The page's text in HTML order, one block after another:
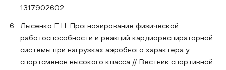
1317902602.
Лысенко Е.Н. Прогнозирование физической
работоспособности и реакций кардиореспираторной
системы при нагрузках аэробного характера у
спортсменов высокого класса // Вестник спортивной